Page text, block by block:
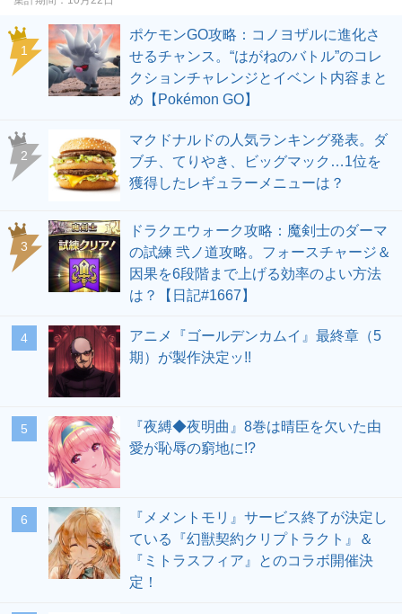
ポケモンGO攻略：コノヨザルに進化さ
せるチャンス。“はがねのバトル”のコレ
クションチャレンジとイベント内容まと
め【Pokémon GO】
マクドナルドの人気ランキング発表。ダ
ブチ、てりやき、ビッグマック…1位を
獲得したレギュラーメニューは？
ドラクエウォーク攻略：魔剣士のダーマ
の試練 弐ノ道攻略。フォースチャージ＆
因果を6段階まで上げる効率のよい方法
は？【日記#1667】
アニメ『ゴールデンカムイ』最終章（5
期）が製作決定ッ!!
『夜縛◆夜明曲』8巻は晴臣を欠いた由
愛が恥辱の窮地に!?
『メメントモリ』サービス終了が決定し
ている『幻獣契約クリプトラクト』＆
『ミトラスフィア』とのコラボ開催決
定！